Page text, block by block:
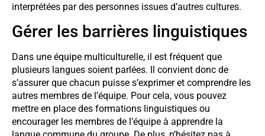
interprétées par des personnes issues d’autres cultures.
Gérer les barrières linguistiques
Dans une équipe multiculturelle, il est fréquent que
plusieurs langues soient parlées. Il convient donc de
s’assurer que chacun puisse s’exprimer et comprendre les
autres membres de l’équipe. Pour cela, vous pouvez
mettre en place des formations linguistiques ou
encourager les membres de l’équipe à apprendre la